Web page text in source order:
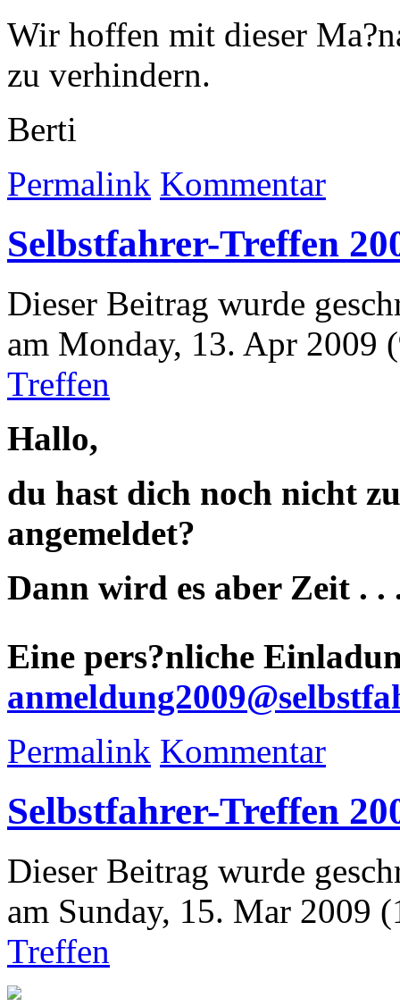
Wir hoffen mit dieser
zu verhindern.
Berti
Permalink Kommentar
Selbstfahrer-Treffen
Dieser Beitrag wurde
am Monday, 13. Apr 2009
Treffen
Hallo,
du hast dich noch nicht
angemeldet?
Dann wird es aber Zeit . .
Eine pers?nliche
Permalink Kommentar
Selbstfahrer-Treffen
Dieser Beitrag wurde
am Sunday, 15. Mar 2009
Treffen